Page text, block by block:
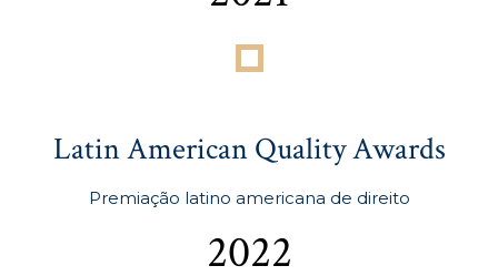
Latin American Quality Awards
Premiação latino americana de direito
2022